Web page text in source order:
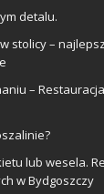
detalu.
stolicy –
–
lub wesela.
w Bydgoszczy